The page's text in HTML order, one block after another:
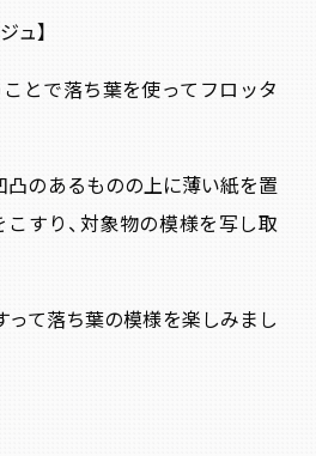
ュ】
とで落ち葉を使ってフロッタ
凸のあるものの上に薄い紙を置
こすり、対象物の模様を写し取
て落ち葉の模様を楽しみまし